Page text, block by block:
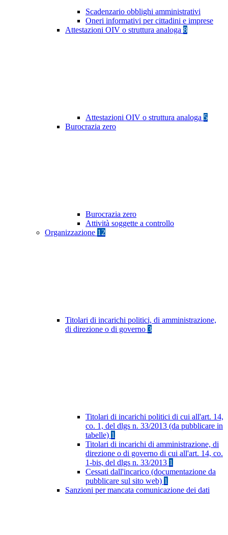
Scadenzario obblighi amministrativi
Oneri informativi per cittadini e imprese
Attestazioni OIV o struttura analoga 8
Attestazioni OIV o struttura analoga 5
Burocrazia zero
Burocrazia zero
Attività soggette a controllo
Organizzazione 12
Titolari di incarichi politici, di amministrazione,
di direzione o di governo 3
Titolari di incarichi politici di cui all'art. 14,
co. 1, del dlgs n. 33/2013 (da pubblicare in
tabelle) 1
Titolari di incarichi di amministrazione, di
direzione o di governo di cui all'art. 14, co.
1-bis, del dlgs n. 33/2013 1
Cessati dall'incarico (documentazione da
pubblicare sul sito web) 1
Sanzioni per mancata comunicazione dei dati